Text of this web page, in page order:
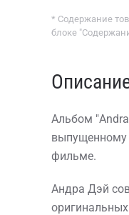
* Содержание
блоке
Альбом
выпущенному
фильме.
Андра Дэй